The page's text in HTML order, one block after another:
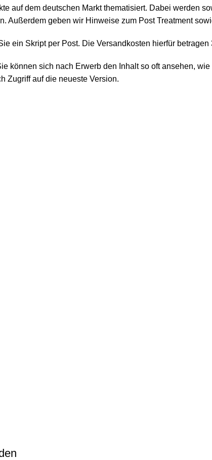
auf dem deutschen Markt thematisiert. Dabei werden
Außerdem geben wir Hinweise zum Post Treatment
ein Skript per Post. Die Versandkosten hierfür betragen
können sich nach Erwerb den Inhalt so oft ansehen,
Zugriff auf die neueste Version.